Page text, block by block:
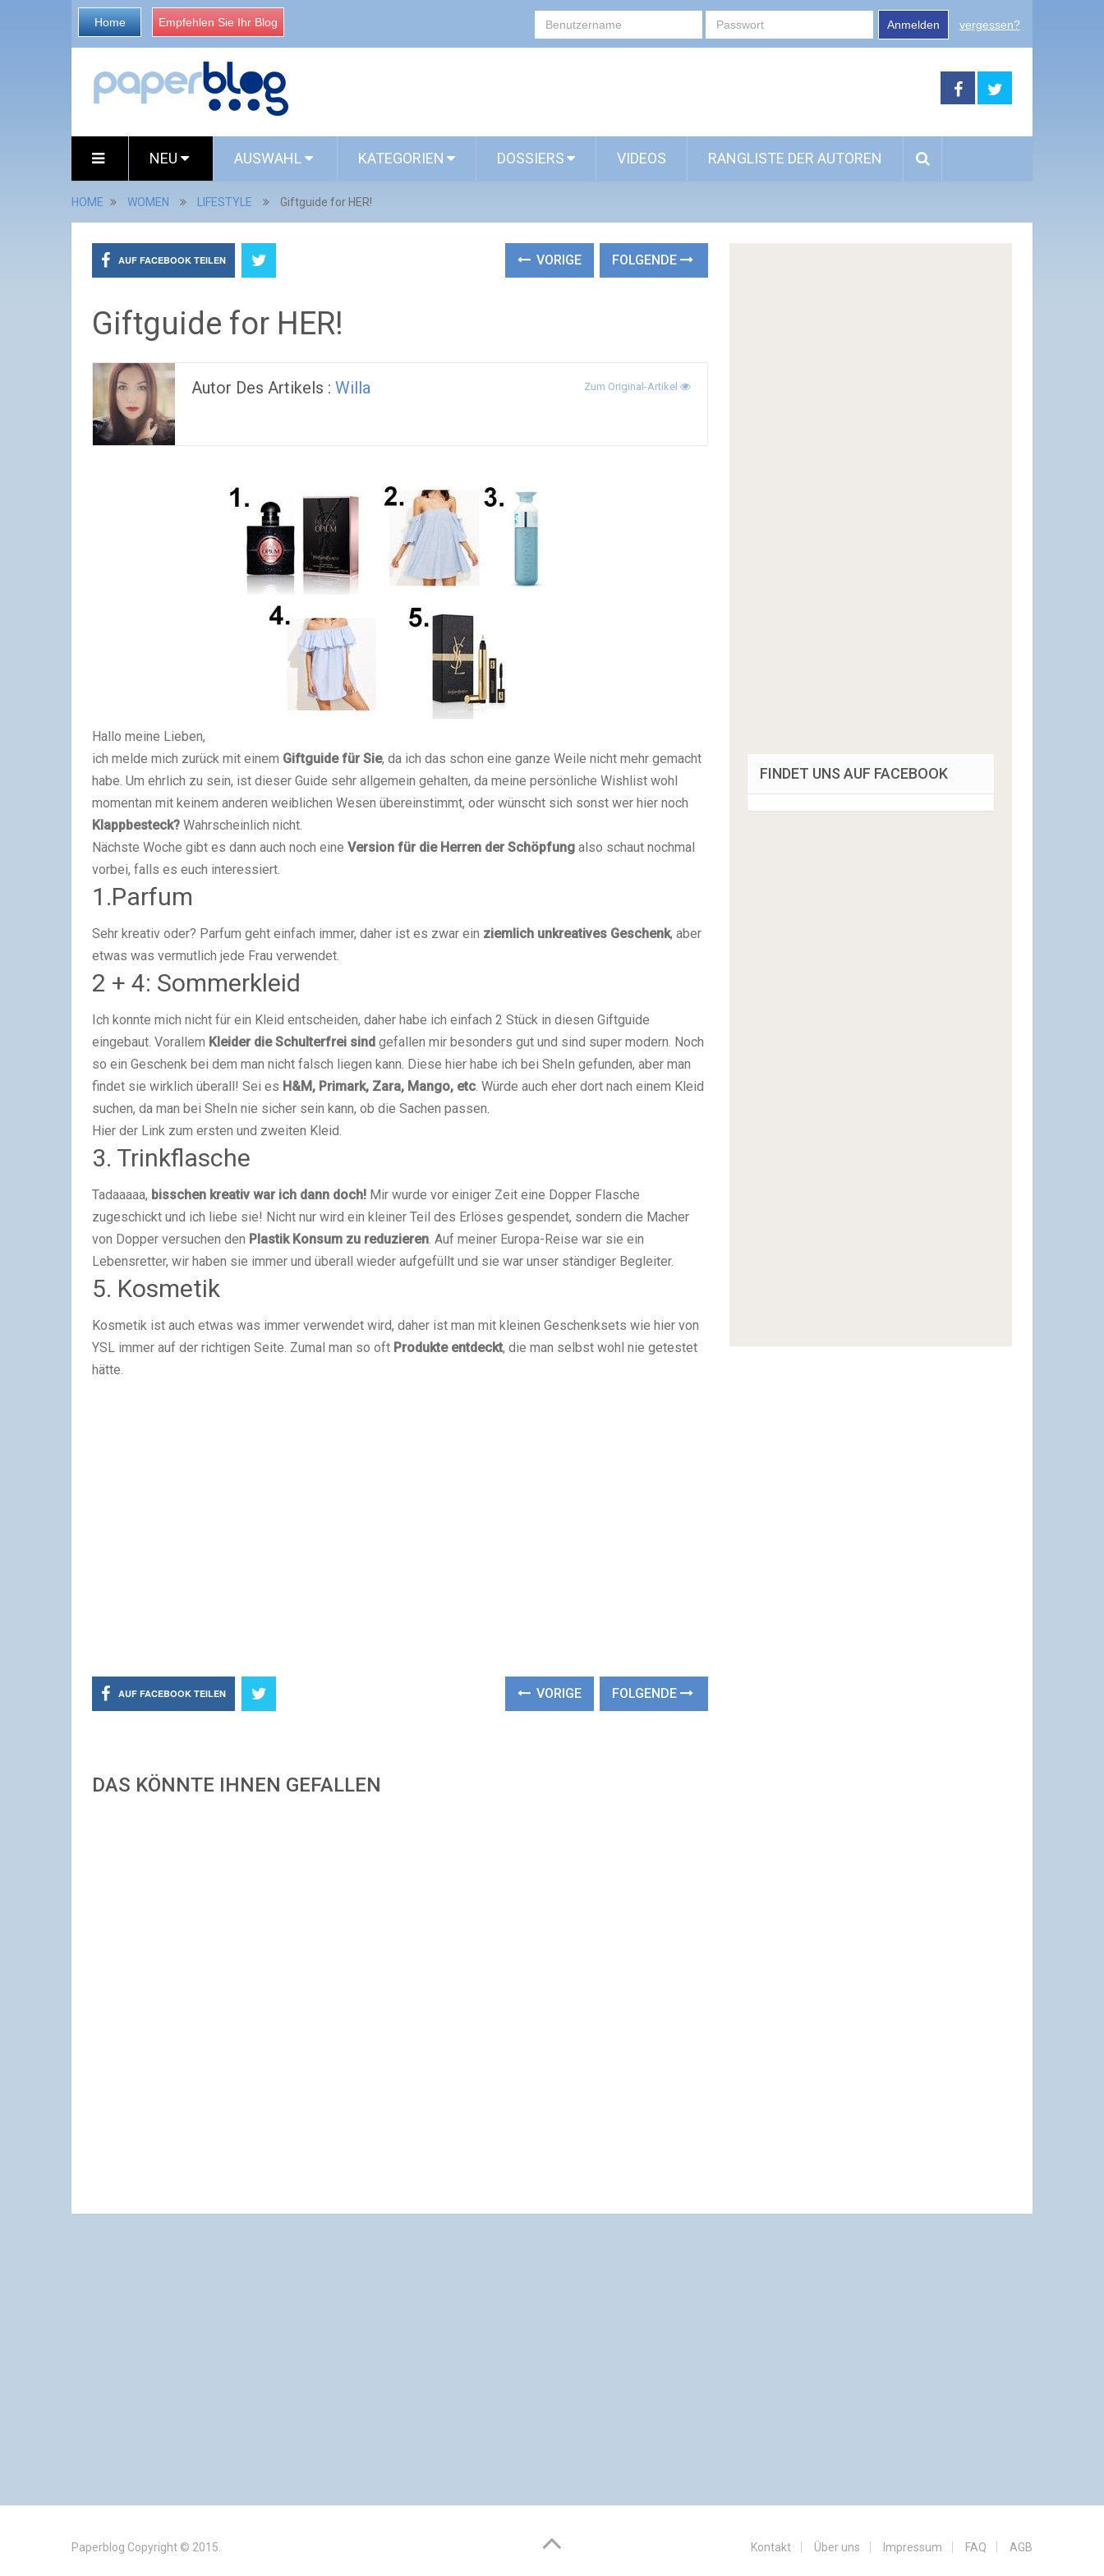
Home Empfehlen Sie Ihr Blog Anmelden vergessen?
NEU AUSWAHL KATEGORIEN DOSSIERS VIDEOS RANGLISTE DER AUTOREN
HOME WOMEN LIFESTYLE Giftguide for HER!
AUF FACEBOOK TEILEN VORIGE FOLGENDE
Giftguide for HER!
Autor Des Artikels : Willa Zum Original-Artikel
Hallo meine Lieben,
ich melde mich zurück mit einem Giftguide für Sie, da ich das schon eine ganze Weile nicht mehr gemacht
habe. Um ehrlich zu sein, ist dieser Guide sehr allgemein gehalten, da meine persönliche Wishlist wohl
momentan mit keinem anderen weiblichen Wesen übereinstimmt, oder wünscht sich sonst wer hier noch
Klappbesteck? Wahrscheinlich nicht.
Nächste Woche gibt es dann auch noch eine Version für die Herren der Schöpfung also schaut nochmal
vorbei, falls es euch interessiert.
1.Parfum
Sehr kreativ oder? Parfum geht einfach immer, daher ist es zwar ein ziemlich unkreatives Geschenk, aber
etwas was vermutlich jede Frau verwendet.
2 + 4: Sommerkleid
Ich konnte mich nicht für ein Kleid entscheiden, daher habe ich einfach 2 Stück in diesen Giftguide
eingebaut. Vorallem Kleider die Schulterfrei sind gefallen mir besonders gut und sind super modern. Noch
so ein Geschenk bei dem man nicht falsch liegen kann. Diese hier habe ich bei SheIn gefunden, aber man
findet sie wirklich überall! Sei es H&M, Primark, Zara, Mango, etc. Würde auch eher dort nach einem Kleid
suchen, da man bei SheIn nie sicher sein kann, ob die Sachen passen.
Hier der Link zum ersten und zweiten Kleid.
3. Trinkflasche
Tadaaaaa, bisschen kreativ war ich dann doch! Mir wurde vor einiger Zeit eine Dopper Flasche
zugeschickt und ich liebe sie! Nicht nur wird ein kleiner Teil des Erlöses gespendet, sondern die Macher
von Dopper versuchen den Plastik Konsum zu reduzieren. Auf meiner Europa-Reise war sie ein
Lebensretter, wir haben sie immer und überall wieder aufgefüllt und sie war unser ständiger Begleiter.
5. Kosmetik
Kosmetik ist auch etwas was immer verwendet wird, daher ist man mit kleinen Geschenksets wie hier von
YSL immer auf der richtigen Seite. Zumal man so oft Produkte entdeckt, die man selbst wohl nie getestet
hätte.
AUF FACEBOOK TEILEN VORIGE FOLGENDE
DAS KÖNNTE IHNEN GEFALLEN
FINDET UNS AUF FACEBOOK
Paperblog Copyright © 2015. Kontakt Über uns Impressum FAQ AGB